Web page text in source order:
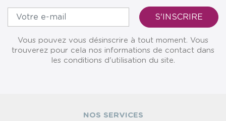
Vous pouvez vous désinscrire à tout moment. Vous
trouverez pour cela nos informations de contact dans
les conditions d'utilisation du site.
NOS SERVICES